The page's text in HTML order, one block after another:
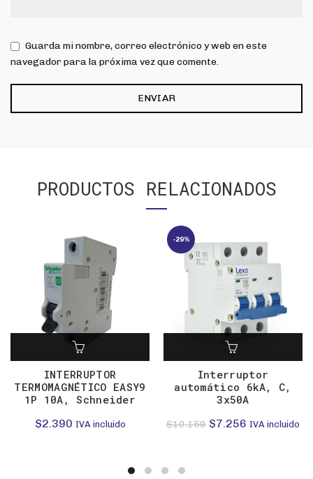
Guarda mi nombre, correo electrónico y web en este
navegador para la próxima vez que comente.
PRODUCTOS RELACIONADOS
INTERRUPTOR
TERMOMAGNÉTICO EASY9
1P 10A, Schneider
$2.390 IVA incluido
-29%
Interruptor
automático 6kA, C,
3x50A
$10.159 El
$7.256 El
IVA incluido